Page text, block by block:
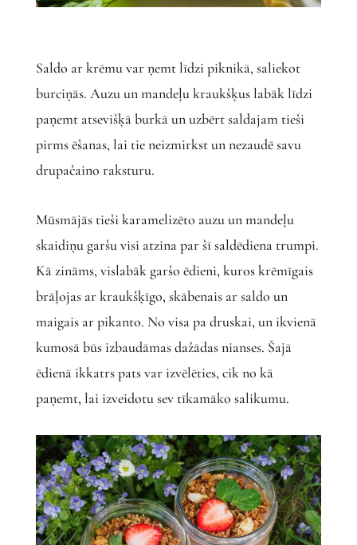
Saldo ar krēmu var ņemt līdzi piknikā, saliekot
burciņās. Auzu un mandeļu kraukšķus labāk līdzi
paņemt atsevišķā burkā un uzbērt saldajam tieši
pirms ēšanas, lai tie neizmirkst un nezaudē savu
drupačaino raksturu.
Mūsmājās tieši karamelizēto auzu un mandeļu
skaidiņu garšu visi atzina par šī saldēdiena trumpi.
Kā zināms, vislabāk garšo ēdieni, kuros krēmīgais
brāļojas ar kraukšķīgo, skābenais ar saldo un
maigais ar pikanto. No visa pa druskai, un ikvienā
kumosā būs izbaudāmas dažādas nianses. Šajā
ēdienā ikkatrs pats var izvēlēties, cik no kā
paņemt, lai izveidotu sev tīkamāko salikumu.